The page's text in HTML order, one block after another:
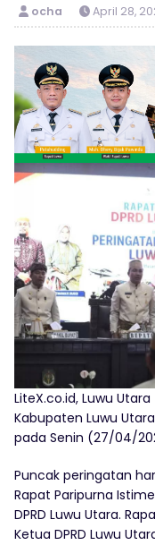
ocha April 28,
LiteX.co.id, Luwu
Kabupaten Luwu
pada Senin (27/04/
Puncak peringatan
Rapat Paripurna
DPRD Luwu Utara.
Ketua DPRD Luwu